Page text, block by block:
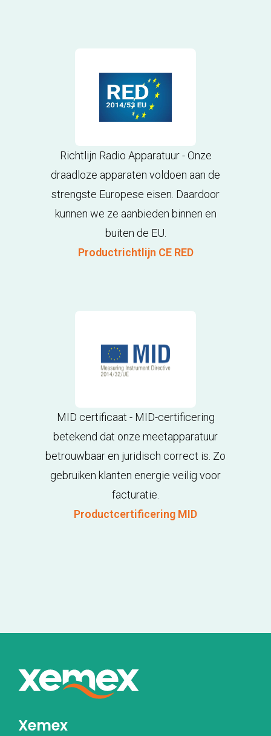
Richtlijn Radio Apparatuur - Onze
draadloze apparaten voldoen aan de
strengste Europese eisen. Daardoor
kunnen we ze aanbieden binnen en
buiten de EU.
Productrichtlijn CE RED
MID certificaat - MID-certificering
betekend dat onze meetapparatuur
betrouwbaar en juridisch correct is. Zo
gebruiken klanten energie veilig voor
facturatie.
Productcertificering MID
Xemex